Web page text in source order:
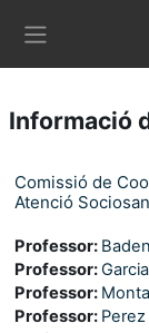
Informació
Comissió de
Atenció
Professor:
Professor:
Professor:
Professor: